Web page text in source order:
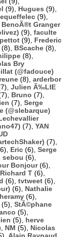
(9), Hugues (9),
(9),
BenoÃ®t Granger
(9), faculte
(9), Frederic
(8), BScache (8),
(8),
Bry
(@fadouce)
(8), arderbor
Julien Ã‰LIE
Bruno (7),
(7), Serge
(@slebarque)
(7), YAN
(7),
Eric (6), Serge
sebou (6),
Bonjour(6),
Richard T (6),
(6), tvtweet (6),
(6), Nathalie
(6),
(5), StÃ©phane
(5),
(5), herve
NM (5), Nicolas